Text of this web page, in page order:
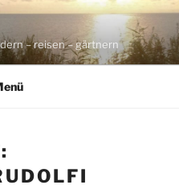
– reisen – gärtnern